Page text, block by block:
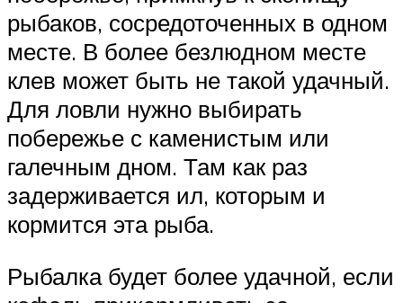
рыбаков, сосредоточенных в одном
месте. В более безлюдном месте
клев может быть не такой удачный.
Для ловли нужно выбирать
побережье с каменистым или
галечным дном. Там как раз
задерживается ил, которым и
кормится эта рыба.
Рыбалка будет более удачной, если